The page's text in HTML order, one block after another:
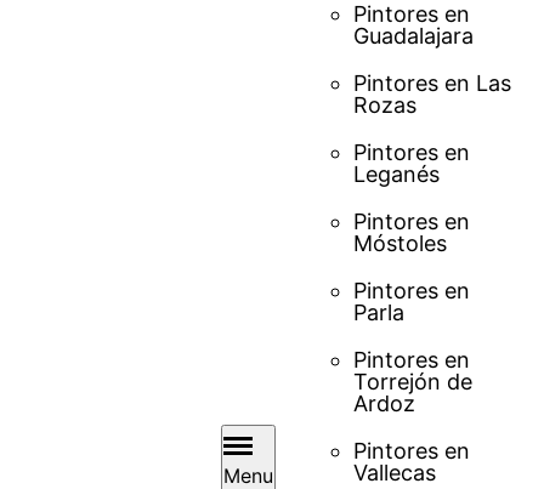
Menu
Pintores en
Guadalajara
Pintores en Las
Rozas
Pintores en
Leganés
Pintores en
Móstoles
Pintores en
Parla
Pintores en
Torrejón de
Ardoz
Pintores en
Vallecas